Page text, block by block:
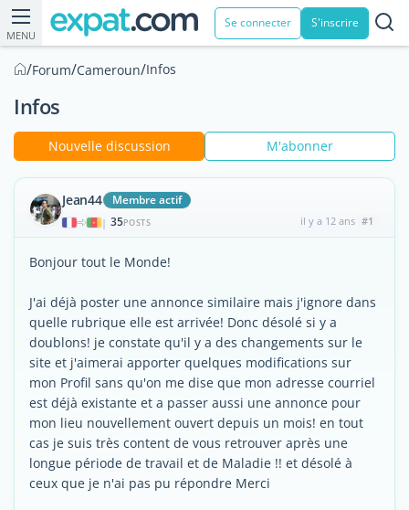
MENU
Se connecter S'inscrire
/Forum/Cameroun/Infos
Infos
Nouvelle discussion M'abonner
Jean44 Membre actif
| 35POSTS il y a 12 ans #1
Bonjour tout le Monde!
J'ai déjà poster une annonce similaire mais j'ignore dans
quelle rubrique elle est arrivée! Donc désolé si y a
doublons! je constate qu'il y a des changements sur le
site et j'aimerai apporter quelques modifications sur
mon Profil sans qu'on me dise que mon adresse courriel
est déjà existante et a passer aussi une annonce pour
mon lieu nouvellement ouvert depuis un mois! en tout
cas je suis très content de vous retrouver après une
longue période de travail et de Maladie !! et désolé à
ceux que je n'ai pas pu répondre Merci